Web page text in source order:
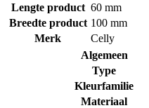
Lengte product 60 mm
Breedte product 100 mm
Merk
Celly
Algemeen
Type
Kleurfamilie
Materiaal